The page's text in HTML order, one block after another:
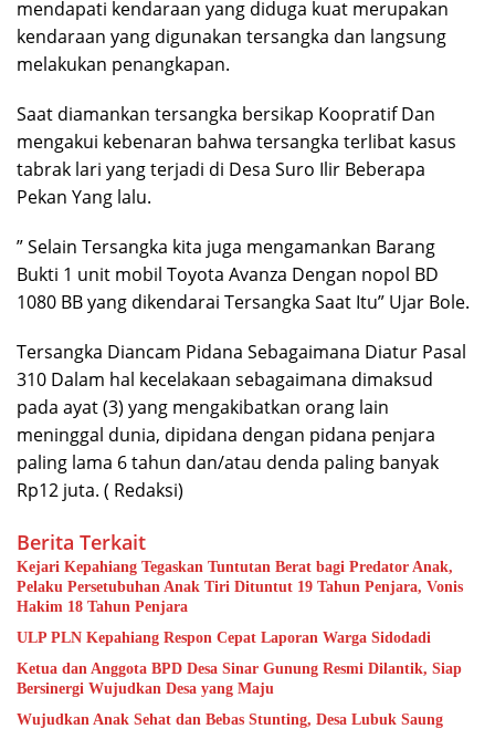
mendapati kendaraan yang diduga kuat merupakan
kendaraan yang digunakan tersangka dan langsung
melakukan penangkapan.
Saat diamankan tersangka bersikap Koopratif Dan
mengakui kebenaran bahwa tersangka terlibat kasus
tabrak lari yang terjadi di Desa Suro Ilir Beberapa
Pekan Yang lalu.
” Selain Tersangka kita juga mengamankan Barang
Bukti 1 unit mobil Toyota Avanza Dengan nopol BD
1080 BB yang dikendarai Tersangka Saat Itu” Ujar Bole.
Tersangka Diancam Pidana Sebagaimana Diatur Pasal
310 Dalam hal kecelakaan sebagaimana dimaksud
pada ayat (3) yang mengakibatkan orang lain
meninggal dunia, dipidana dengan pidana penjara
paling lama 6 tahun dan/atau denda paling banyak
Rp12 juta. ( Redaksi)
Berita Terkait
Kejari Kepahiang Tegaskan Tuntutan Berat bagi Predator Anak,
Pelaku Persetubuhan Anak Tiri Dituntut 19 Tahun Penjara, Vonis
Hakim 18 Tahun Penjara
ULP PLN Kepahiang Respon Cepat Laporan Warga Sidodadi
Ketua dan Anggota BPD Desa Sinar Gunung Resmi Dilantik, Siap
Bersinergi Wujudkan Desa yang Maju
Wujudkan Anak Sehat dan Bebas Stunting, Desa Lubuk Saung